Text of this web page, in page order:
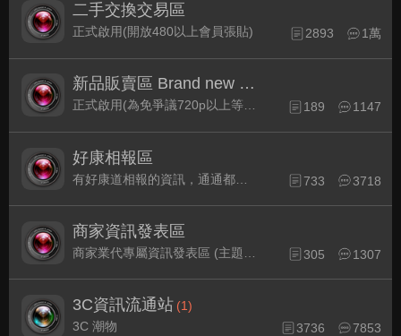
二手交換交易區
正式啟用(開放480以上會員張貼) 2893 1萬
新品販賣區 Brand new Plaza
正式啟用(為免爭議720p以上等級發表限定) 189 1147
好康相報區
733 3718
商家資訊發表區
305 1307
3C資訊流通站 (1)
3C 潮物
3736 7853